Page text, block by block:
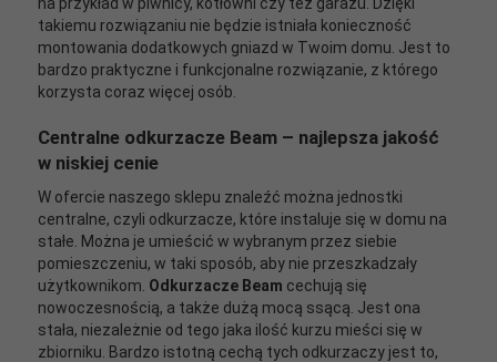
takiemu rozwiązaniu nie będzie istniała konieczność
montowania dodatkowych gniazd w Twoim domu. Jest to
bardzo praktyczne i funkcjonalne rozwiązanie, z którego
korzysta coraz więcej osób.
Centralne odkurzacze Beam – najlepsza jakość
w niskiej cenie
W ofercie naszego sklepu znaleźć można jednostki
centralne, czyli odkurzacze, które instaluje się w domu na
stałe. Można je umieścić w wybranym przez siebie
pomieszczeniu, w taki sposób, aby nie przeszkadzały
użytkownikom. Odkurzacze Beam cechują się
nowoczesnością, a także dużą mocą ssącą. Jest ona
stała, niezależnie od tego jaka ilość kurzu mieści się w
zbiorniku. Bardzo istotną cechą tych odkurzaczy jest to,